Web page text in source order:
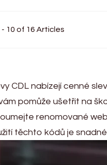
- 10 of 16 Articles
CDL nabízejí cenné
pomůže ušetřit na
renomované
těchto kódů je